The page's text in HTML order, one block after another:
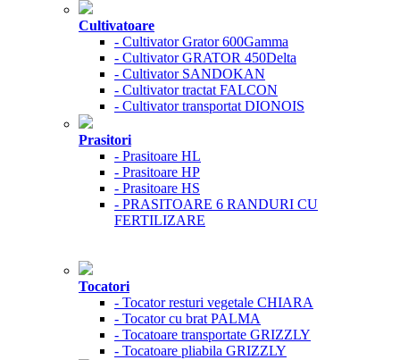
Cultivatoare
- Cultivator Grator 600Gamma
- Cultivator GRATOR 450Delta
- Cultivator SANDOKAN
- Cultivator tractat FALCON
- Cultivator transportat DIONOIS
Prasitori
- Prasitoare HL
- Prasitoare HP
- Prasitoare HS
- PRASITOARE 6 RANDURI CU
FERTILIZARE
Tocatori
- Tocator resturi vegetale CHIARA
- Tocator cu brat PALMA
- Tocatoare transportate GRIZZLY
- Tocatoare pliabila GRIZZLY